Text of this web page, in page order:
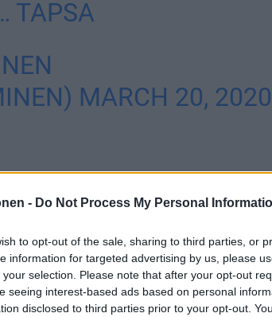
- Do Not Process My Personal
to opt-out of the sale, sharing to third parties, or
information for targeted advertising by us, please
your selection. Please note that after your opt-out
seeing interest-based ads based on personal
disclosed to third parties prior to your opt-out.
TAPSA
MARCH 20, 2020
Rattijuopumus Rikos
Tapio Suominen